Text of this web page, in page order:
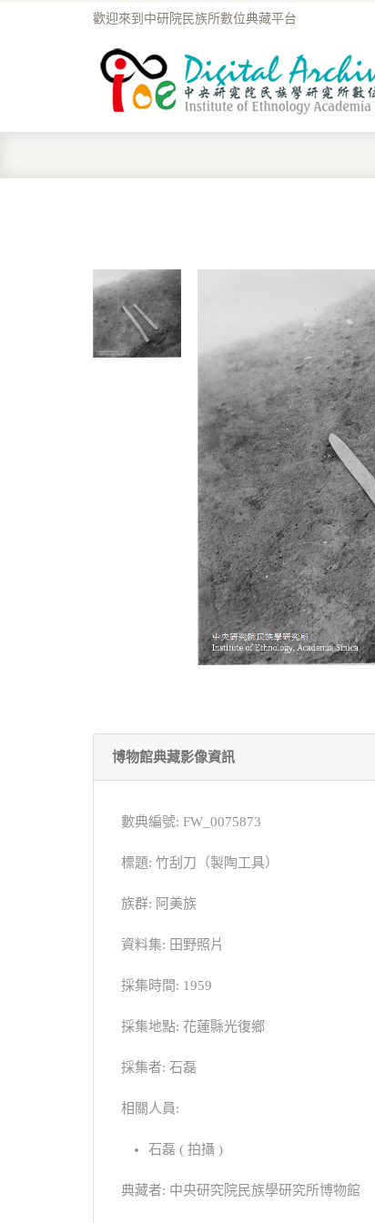
歡迎來到中研院民族所數位典藏平台
博物館典藏影像資訊
數典編號: FW_0075873
標題: 竹刮刀（製陶工具）
族群: 阿美族
資料集: 田野照片
採集時間: 1959
採集地點: 花蓮縣光復鄉
採集者: 石磊
相關人員:
石磊 ( 拍攝 )
典藏者: 中央研究院民族學研究所博物館